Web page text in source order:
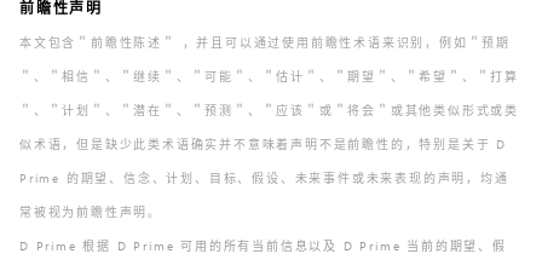
前瞻性声明
本文包含＂前瞻性陈述＂ ，并且可以通过使用前瞻性术语来识别，例如＂预期
＂、＂相信＂、＂继续＂、＂可能＂、＂估计＂、＂期望＂、＂希望＂、＂打算
＂、＂计划＂、＂潜在＂、＂预测＂、＂应该＂或＂将会＂或其他类似形式或类
似术语，但是缺少此类术语确实并不意味着声明不是前瞻性的，特别是关于 D
Prime 的期望、信念、计划、目标、假设、未来事件或未来表现的声明，均通
常被视为前瞻性声明。
D Prime 根据 D Prime 可用的所有当前信息以及 D Prime 当前的期望、假